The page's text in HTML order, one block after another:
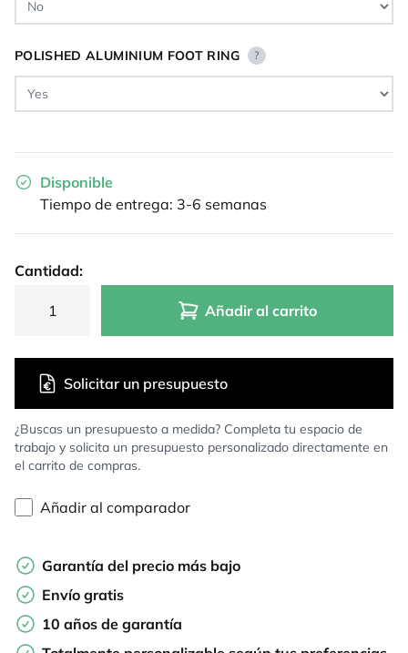
POLISHED ALUMINIUM FOOT RING ?
Disponible
Tiempo de entrega: 3-6 semanas
Cantidad:
Añadir al carrito
¿Buscas un presupuesto a medida? Completa tu espacio de
trabajo y solicita un presupuesto personalizado directamente en
el carrito de compras.
Solicitar un presupuesto
Añadir al comparador
Garantía del precio más bajo
Envío gratis
10 años de garantía